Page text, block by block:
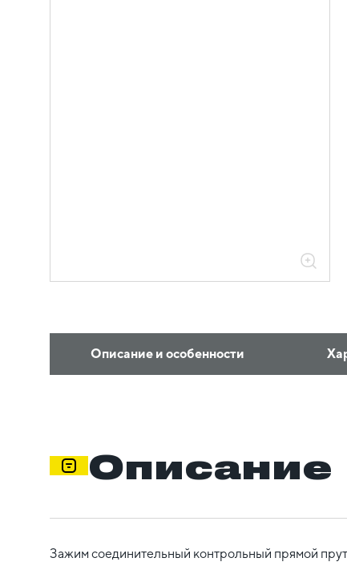
Описание и особенности
Описание
Зажим соединительный контрольный прямой